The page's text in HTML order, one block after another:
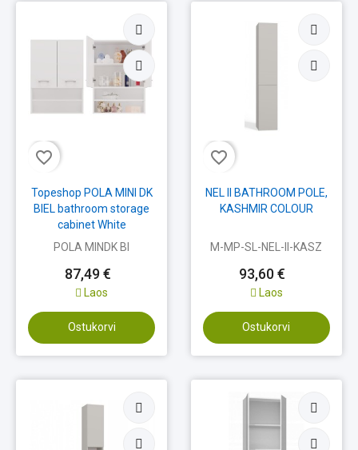
favorite_border
Topeshop POLA MINI DK
BIEL bathroom storage
cabinet White
POLA MINDK BI
87,49 €
Laos
Ostukorvi
favorite_border
NEL II BATHROOM POLE,
KASHMIR COLOUR
M-MP-SL-NEL-II-KASZ
93,60 €
Laos
Ostukorvi